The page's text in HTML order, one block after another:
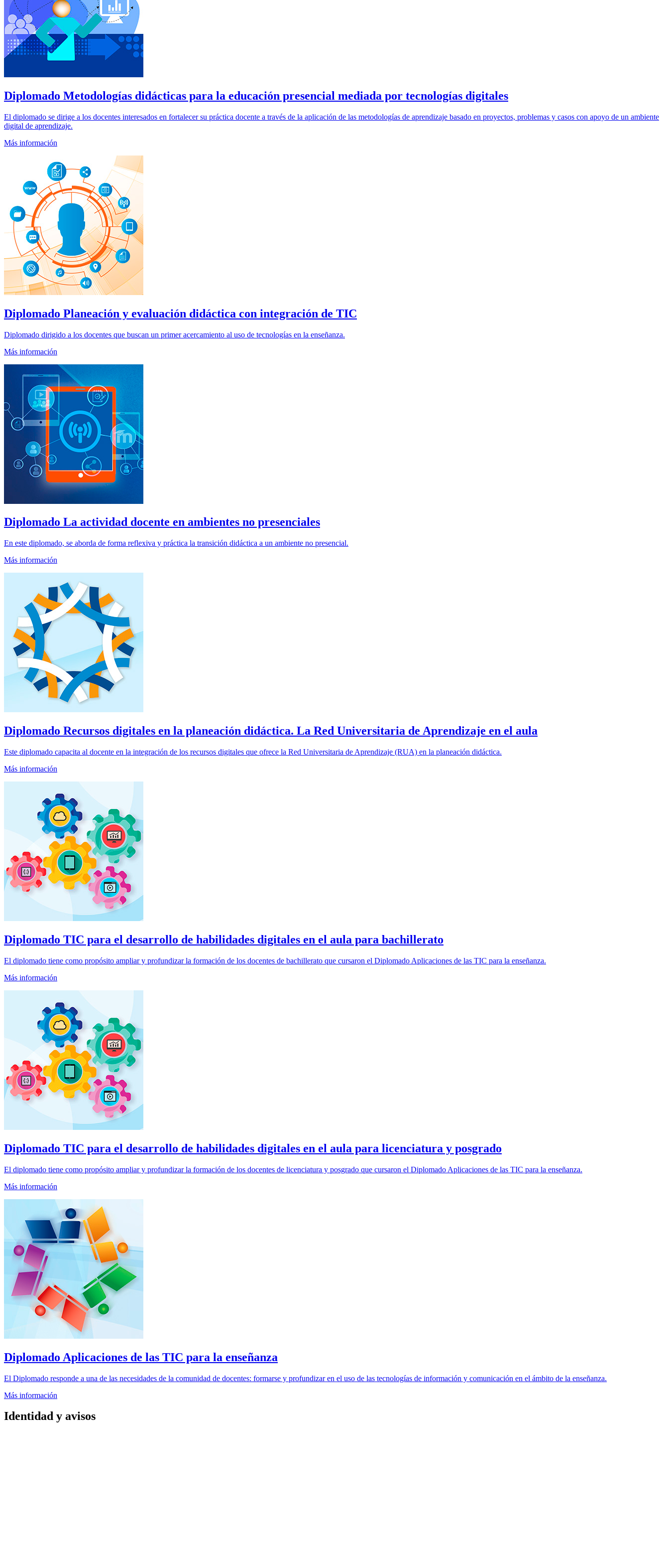
Diplomado Metodologías didácticas para la educación presencial mediada por tecnologías digitales
El diplomado se dirige a los docentes interesados en fortalecer su práctica docente a través de la aplicación de las metodologías de aprendizaje basado en proyectos, problemas y casos con apoyo de un ambiente
digital de aprendizaje.
Más información
Diplomado Planeación y evaluación didáctica con integración de TIC
Diplomado dirigido a los docentes que buscan un primer acercamiento al uso de tecnologías en la enseñanza.
Más información
Diplomado La actividad docente en ambientes no presenciales
En este diplomado, se aborda de forma reflexiva y práctica la transición didáctica a un ambiente no presencial.
Más información
Diplomado Recursos digitales en la planeación didáctica. La Red Universitaria de Aprendizaje en el aula
Este diplomado capacita al docente en la integración de los recursos digitales que ofrece la Red Universitaria de Aprendizaje (RUA) en la planeación didáctica.
Más información
Diplomado TIC para el desarrollo de habilidades digitales en el aula para bachillerato
El diplomado tiene como propósito ampliar y profundizar la formación de los docentes de bachillerato que cursaron el Diplomado Aplicaciones de las TIC para la enseñanza.
Más información
Diplomado TIC para el desarrollo de habilidades digitales en el aula para licenciatura y posgrado
El diplomado tiene como propósito ampliar y profundizar la formación de los docentes de licenciatura y posgrado que cursaron el Diplomado Aplicaciones de las TIC para la enseñanza.
Más información
Diplomado Aplicaciones de las TIC para la enseñanza
El Diplomado responde a una de las necesidades de la comunidad de docentes: formarse y profundizar en el uso de las tecnologías de información y comunicación en el ámbito de la enseñanza.
Más información
Identidad y avisos